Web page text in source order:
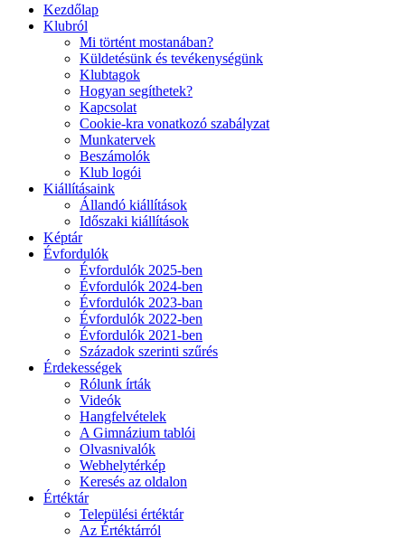
Kezdőlap
Klubról
Mi történt mostanában?
Küldetésünk és tevékenységünk
Klubtagok
Hogyan segíthetek?
Kapcsolat
Cookie-kra vonatkozó szabályzat
Munkatervek
Beszámolók
Klub logói
Kiállításaink
Állandó kiállítások
Időszaki kiállítások
Képtár
Évfordulók
Évfordulók 2025-ben
Évfordulók 2024-ben
Évfordulók 2023-ban
Évfordulók 2022-ben
Évfordulók 2021-ben
Századok szerinti szűrés
Érdekességek
Rólunk írták
Videók
Hangfelvételek
A Gimnázium tablói
Olvasnivalók
Webhelytérkép
Keresés az oldalon
Értéktár
Települési értéktár
Az Értéktárról